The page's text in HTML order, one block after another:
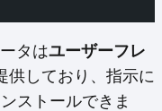
タはユーザーフレ
供しており、指示に
ストールできま